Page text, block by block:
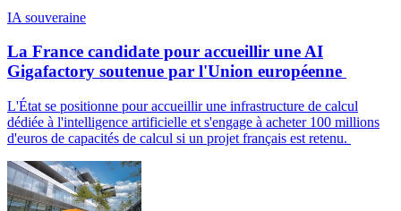
IA souveraine
La France candidate pour accueillir une AI
Gigafactory soutenue par l'Union européenne
L'État se positionne pour accueillir une infrastructure de calcul
dédiée à l'intelligence artificielle et s'engage à acheter 100 millions
d'euros de capacités de calcul si un projet français est retenu.